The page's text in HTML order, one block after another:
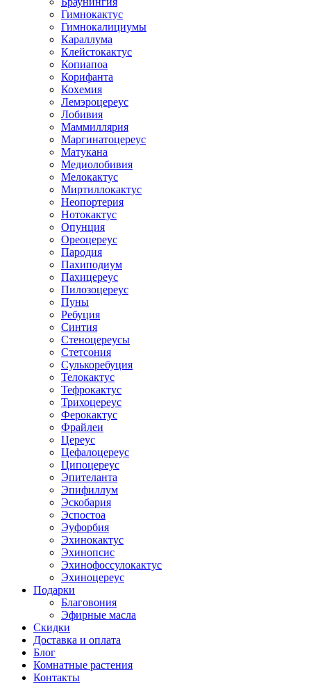
Гимнокактус
Гимнокалициумы
Караллума
Клейстокактус
Копиапоа
Корифанта
Кохемия
Лемэроцереус
Лобивия
Маммиллярия
Маргинатоцереус
Матукана
Медиолобивия
Мелокактус
Миртиллокактус
Неопортерия
Нотокактус
Опунция
Ореоцереус
Пародия
Пахиподиум
Пахицереус
Пилозоцереус
Пуны
Ребуция
Синтия
Стеноцереусы
Стетсония
Сулькоребуция
Телокактус
Тефрокактус
Трихоцереус
Ферокактус
Фрайлеи
Цереус
Цефалоцереус
Ципоцереус
Эпителанта
Эпифиллум
Эскобария
Эспостоа
Эуфорбия
Эхинокактус
Эхинопсис
Эхинофоссулокактус
Эхиноцереус
Подарки
Благовония
Эфирные масла
Скидки
Доставка и оплата
Блог
Комнатные растения
Контакты